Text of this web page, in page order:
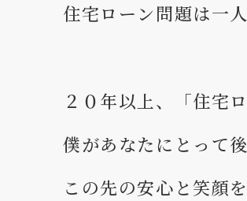
住宅ローン問題は一
２０年以上、「住宅
僕があなたにとって
この先の安心と笑顔